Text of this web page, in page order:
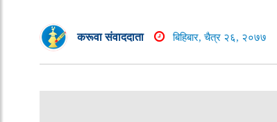
करूवा संवाददाता बिहिबार, चैत्र २६, २०७७